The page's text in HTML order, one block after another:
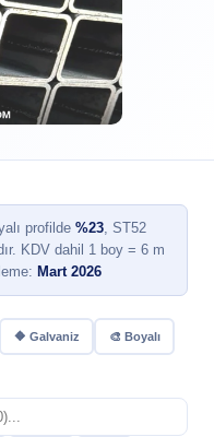
profilde %23, ST52
KDV dahil 1 boy = 6 m
Mart 2026
🔶 Galvaniz 🎨 Boyalı